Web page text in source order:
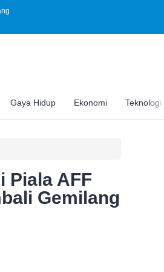
Gaya Hidup Ekonomi Teknologi
Piala AFF
Gemilang